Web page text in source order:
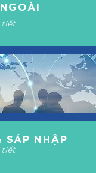
tiết
SÁP NHẬP
tiết